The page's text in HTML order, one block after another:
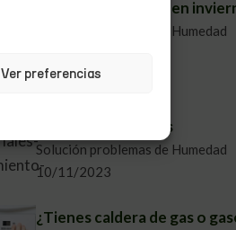
Ver preferencias
Protege a tus hijos en
Solución problemas de Humedad
Aislantes Naturales
Solución problemas de Humedad
10/11/2023
¿Tienes caldera de gas o